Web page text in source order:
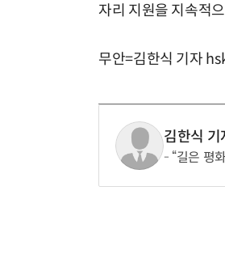
자리 지원을 지속적
무안=김한식 기자
김한식 기
“길은 평